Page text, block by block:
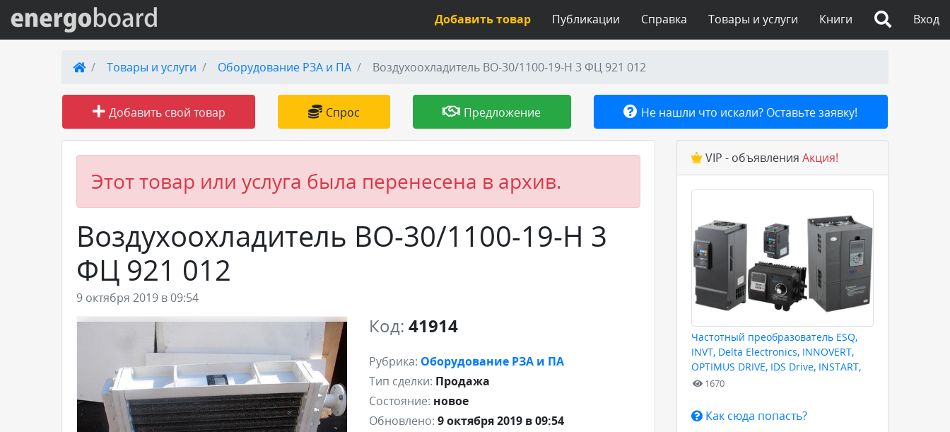
Вход на сайт
Поиск по сайту
Публикации
Товары и услуги
Добавить товар или услугу
Вход
Книги
Товары и услуги
Справка
Публикации
Добавить товар
Товары и услуги Оборудование РЗА и ПА Воздухоохладитель ВО-30/1100-19-Н 3 ФЦ 921 012
Добавить свой товар Спрос Предложение Не нашли что искали? Оставьте заявку!
Этот товар или услуга была перенесена в архив.
Воздухоохладитель ВО-30/1100-19-Н 3
ФЦ 921 012
9 октября 2019 в 09:54
Код: 41914
Рубрика: Оборудование РЗА и ПА
Тип сделки: Продажа
Состояние: новое
Обновлено: 9 октября 2019 в 09:54
VIP - объявления Акция!
Частотный преобразователь ESQ,
INVT, Delta Electronics, INNOVERT,
OPTIMUS DRIVE, IDS Drive, INSTART,
HYUNDAI для любых задач
1670
Как сюда попасть?